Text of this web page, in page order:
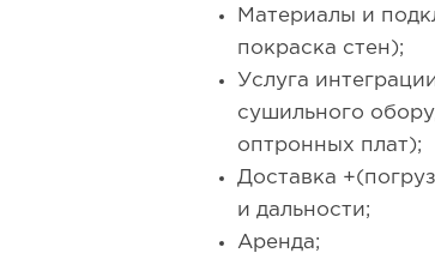
Материалы и
покраска стен);
Услуга
сушильного
оптронных плат);
Доставка
и дальности;
Аренда;